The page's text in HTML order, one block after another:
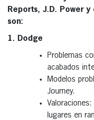
Reports, J.D. Power
son:
1. Dodge
Problemas
acabados
Modelos
Journey.
lugares en